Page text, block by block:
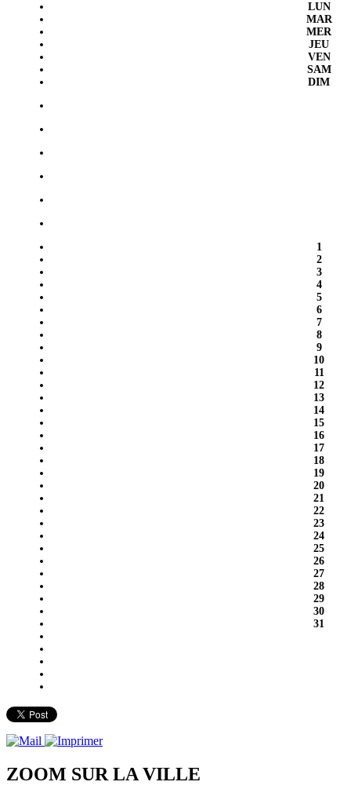
LUN
MAR
MER
JEU
VEN
SAM
DIM
1
2
3
4
5
6
7
8
9
10
11
12
13
14
15
16
17
18
19
20
21
22
23
24
25
26
27
28
29
30
31
ZOOM SUR LAVILLE